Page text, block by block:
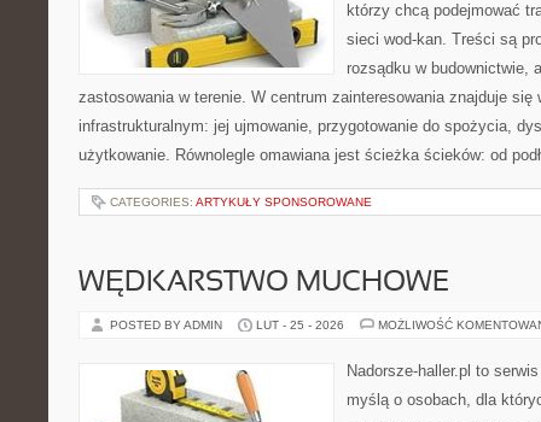
którzy chcą podejmować
sieci wod-kan. Treści są
rozsądku w budownictwie,
zastosowania w terenie. W centrum zainteresowania znajduje się
infrastrukturalnym: jej ujmowanie, przygotowanie do spożycia,
użytkowanie. Równolegle omawiana jest ścieżka ścieków: od
CATEGORIES: ARTYKUŁY SPONSOROWANE
WĘDKARSTWO MUCHOWE
POSTED BY ADMIN LUT - 25 - 2026 MOŻLIWOŚĆ
Nadorsze-haller.pl to
myślą o osobach, dla